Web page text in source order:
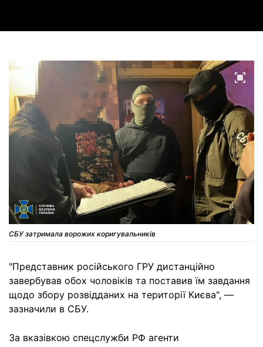
СБУ затримала ворожих коригувальників
"Представник російського ГРУ дистанційно
завербував обох чоловіків та поставив їм завдання
щодо збору розвідданих на території Києва", —
зазначили в СБУ.
За вказівкою спецслужби РФ агенти